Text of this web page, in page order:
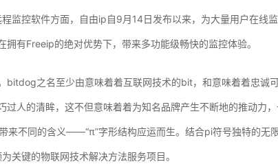
监控软件方面，自由ip自9月14日发布以来，为大量用户在线
有Freeip的绝对优势下，带来多功能级畅快的监控体验。
之名至少由意味着着互联网技术的bit，和意味着着忠诚
人的清眸，这不但意味着着为知名品牌产生不断地的推动力
来不同的含义——“π”字形结构应运而生。结合pi符号独特的无
关键的物联网技术解决方法服务项目。